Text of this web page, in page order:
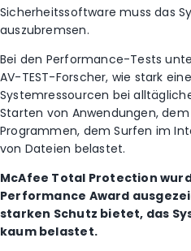
Sicherheitssoftware muss das
auszubremsen.
Bei den Performance-Tests
AV-TEST-Forscher, wie stark
Systemressourcen bei
Starten von Anwendungen,
Programmen, dem Surfen im
von Dateien belastet.
McAfee Total Protection
Performance Award
starken Schutz bietet, das
kaum belastet.